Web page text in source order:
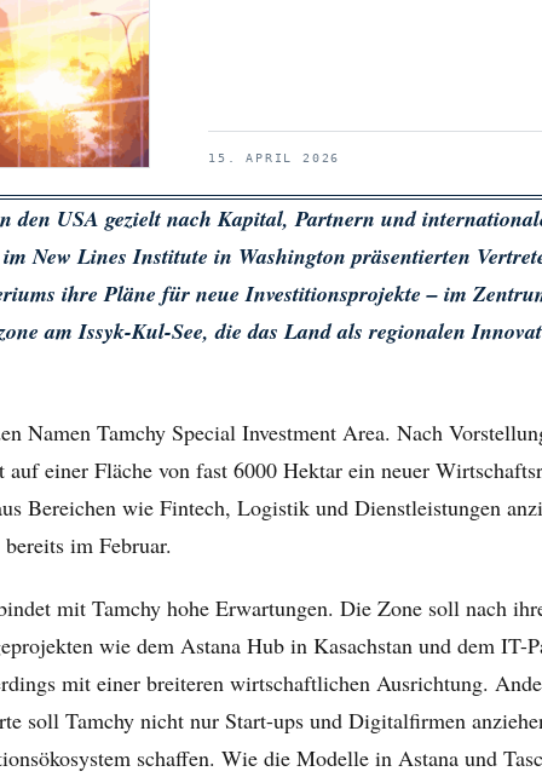
15. APRIL 2026
den USA gezielt nach Kapital, Partnern und
New Lines Institute in Washington präsentierten
ihre Pläne für neue Investitionsprojekte – im
am Issyk-Kul-See, die das Land als regionalen
Namen Tamchy Special Investment Area. Nach
einer Fläche von fast 6000 Hektar ein neuer
Bereichen wie Fintech, Logistik und Dienstleistungen
im Februar.
mit Tamchy hohe Erwartungen. Die Zone soll nach
wie dem Astana Hub in Kasachstan und dem IT-
mit einer breiteren wirtschaftlichen Ausrichtung.
soll Tamchy nicht nur Start-ups und Digitalfirmen
schaffen. Wie die Modelle in Astana und